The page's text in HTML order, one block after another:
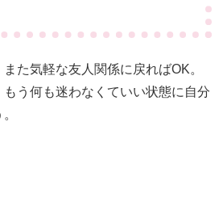
た気軽な友人関係に戻ればOK。
う何も迷わなくていい状態に自分